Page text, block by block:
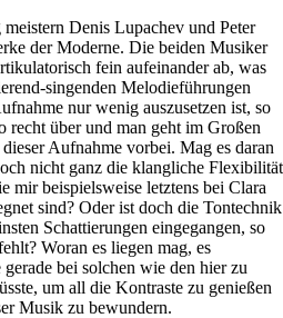
Denis Lupachev und Peter
der Moderne. Die beiden Musiker
fein aufeinander ab, was
singenden Melodieführungen
nur wenig auszusetzen ist, so
recht über und man geht im Großen
Aufnahme vorbei. Mag es daran
nicht ganz die klangliche Flexibilität
mir beispielsweise letztens bei Clara
sind? Oder ist doch die Tontechnik
Schattierungen eingegangen, so
Woran es liegen mag, es
bei solchen wie den hier zu
um all die Kontraste zu genießen
Musik zu bewundern.